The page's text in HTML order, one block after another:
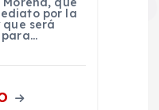
por la
será